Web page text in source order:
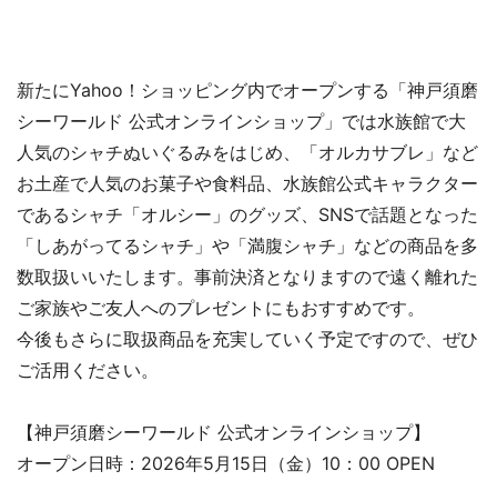
新たにYahoo！ショッピング内でオープンする「神戸須磨
シーワールド 公式オンラインショップ」では水族館で大
人気のシャチぬいぐるみをはじめ、「オルカサブレ」など
お土産で人気のお菓子や食料品、水族館公式キャラクター
であるシャチ「オルシー」のグッズ、SNSで話題となった
「しあがってるシャチ」や「満腹シャチ」などの商品を多
数取扱いいたします。事前決済となりますので遠く離れた
ご家族やご友人へのプレゼントにもおすすめです。
今後もさらに取扱商品を充実していく予定ですので、ぜひ
ご活用ください。
【神戸須磨シーワールド 公式オンラインショップ】
オープン日時：2026年5月15日（金）10：00 OPEN